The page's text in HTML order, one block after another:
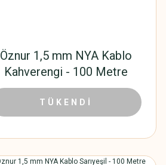
Öznur 1,5 mm NYA Kablo
Kahverengi - 100 Metre
1.584,00 TL 1.108,80 TL
TÜKENDİ